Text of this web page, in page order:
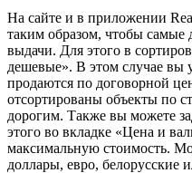
На сайте и в приложении
таким образом, чтобы
выдачи. Для этого в
дешевые». В этом случае вы
продаются по договорной
отсортированы объекты по
дорогим. Также вы можете
этого во вкладке «Цена и
максимальную стоимость.
доллары, евро, белорусские